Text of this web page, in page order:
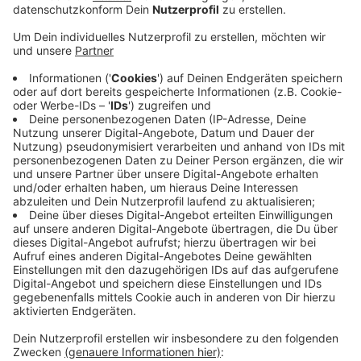
Dazu muss bei der Arbeitsagentur vor Ort eine
Verlängerungsanzeige gestellt werden. Das gehe
formlos, heißt es von der Agentur für Arbeit Kreis
Mettmann. Mehr Infos gibt es in den Nachrichten auf
Zuletzt hießt es von der Arbeitsagentur, dass im Kreis
Mettmann rund 31.739 Menschen in Kurzarbeit
gewesen sind. Knapp 2.680 Unternehmen hatten
zuletzt Kurzarbeit angemeldet.
https://www.arbeitsagentur.de/vor-ort/rd-nrw/corona-
infos
Anzeige